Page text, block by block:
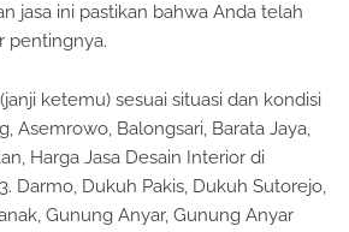
jasa ini pastikan bahwa Anda telah
pentingnya.
ketemu) sesuai situasi dan kondisi
Asemrowo, Balongsari, Barata Jaya,
Harga Jasa Desain Interior di
Darmo, Dukuh Pakis, Dukuh Sutorejo,
Gunung Anyar, Gunung Anyar